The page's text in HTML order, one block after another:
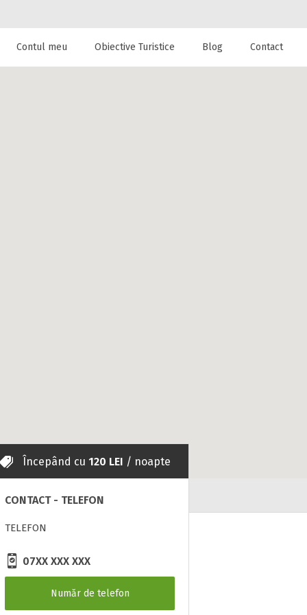
cazare la
Contul meu Obiective Turistice Blog Contact
Începând cu 120 LEI / noapte
CONTACT - TELEFON
TELEFON
07XX XXX XXX
Număr de telefon